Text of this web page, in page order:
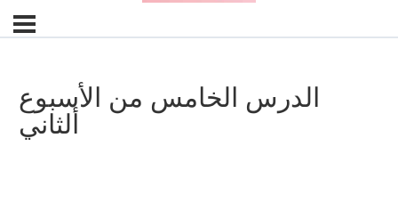
الدرس الخامس من الأسبوع
ألثاني